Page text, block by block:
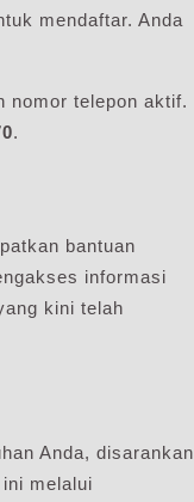
mendaftar. Anda
nomor telepon aktif.
.
bantuan
informasi
kini telah
Anda, disarankan
melalui